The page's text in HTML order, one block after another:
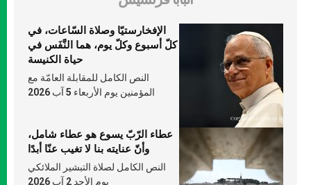
الإفخارستيّا وصلاة السّاعات، في
كلّ أسبوع وكلّ يوم، هما النَّفَس في
حياة الكنيسة
النص الكامل للمقابلة العامّة مع
المؤمنين يوم الأربعاء 5 آب 2026
عطاء الرّبّ يسوع هو عطاء شامل،
وأنّ عنايته بنا لا تغيب عنّا أبدًا
النص الكامل لصلاة التبشير الملائكي
يوم الأحد 2 آب 2026